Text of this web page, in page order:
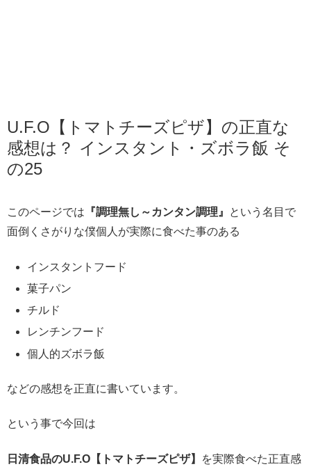
U.F.O【トマトチーズピザ】の正直な
感想は？ インスタント・ズボラ飯 そ
の25
このページでは 『調理無し～カンタン調理』
という名目で
面倒くさがりな僕個人が実際に食べた事のある
インスタントフード
菓子パン
チルド
レンチンフード
個人的ズボラ飯
などの感想を正直に書いています。
という事で今回は
日清食品のU.F.O【トマトチーズピザ】
を実際食べた正直感